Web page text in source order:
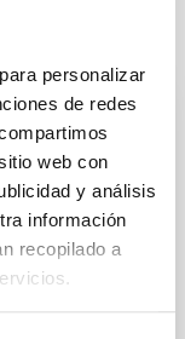
personalizar
de redes
web con
y análisis
información
recopilado a
un
23bis